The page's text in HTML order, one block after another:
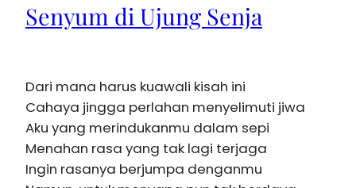
Senyum di Ujung Senja
Dari mana harus kuawali kisah ini
Cahaya jingga perlahan menyelimuti jiwa
Aku yang merindukanmu dalam sepi
Menahan rasa yang tak lagi terjaga
Ingin rasanya berjumpa denganmu